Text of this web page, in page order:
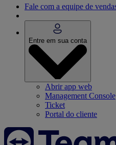
Fale com a equipe de
Entre em sua conta
Abrir app web
Management Console
Ticket
Portal do cliente